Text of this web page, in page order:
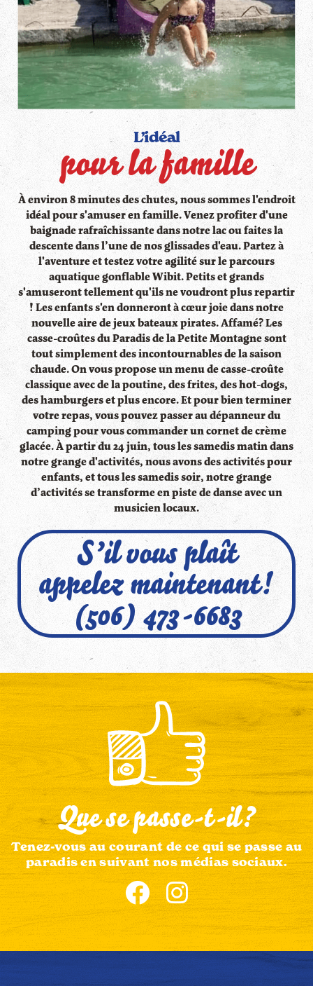
L’idéal
pour la famille
À environ 8 minutes des chutes, nous sommes l'endroit
idéal pour s'amuser en famille. Venez profiter d'une
baignade rafraîchissante dans notre lac ou faites la
descente dans l’une de nos glissades d'eau. Partez à
l'aventure et testez votre agilité sur le parcours
aquatique gonflable Wibit. Petits et grands
s'amuseront tellement qu'ils ne voudront plus repartir
! Les enfants s'en donneront à cœur joie dans notre
nouvelle aire de jeux bateaux pirates. Affamé? Les
casse-croûtes du Paradis de la Petite Montagne sont
tout simplement des incontournables de la saison
chaude. On vous propose un menu de casse-croûte
classique avec de la poutine, des frites, des hot-dogs,
des hamburgers et plus encore. Et pour bien terminer
votre repas, vous pouvez passer au dépanneur du
camping pour vous commander un cornet de crème
glacée. À partir du 24 juin, tous les samedis matin dans
notre grange d'activités, nous avons des activités pour
enfants, et tous les samedis soir, notre grange
d’activités se transforme en piste de danse avec un
musicien locaux.
S’il vous plaît
appelez maintenant!
(506) 473-6683
Que se passe-t-il?
Tenez-vous au courant de ce qui se passe au
paradis en suivant nos médias sociaux.